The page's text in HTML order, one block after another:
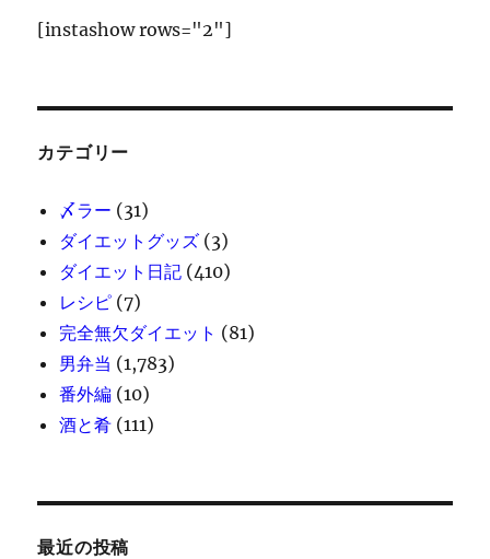
[instashow rows="2"]
カテゴリー
〆ラー (31)
ダイエットグッズ (3)
ダイエット日記 (410)
レシピ (7)
完全無欠ダイエット (81)
男弁当 (1,783)
番外編 (10)
酒と肴 (111)
最近の投稿